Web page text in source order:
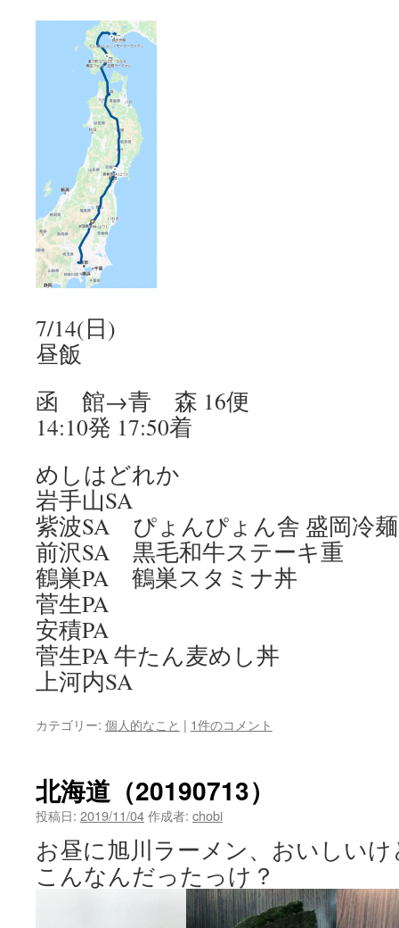
7/14(日)
昼飯
函 館→青 森 16便
14:10発 17:50着
めしはどれか
岩手山SA
紫波SA ぴょんぴょん舎 盛岡冷麺
前沢SA 黒毛和牛ステーキ重
鶴巣PA 鶴巣スタミナ丼
菅生PA
安積PA
菅生PA 牛たん麦めし丼
上河内SA
カテゴリー: 個人的なこと | 1件のコメント
北海道（20190713）
投稿日: 2019/11/04作成者: chobi
お昼に旭川ラーメン、おいしい
こんなんだったっけ？